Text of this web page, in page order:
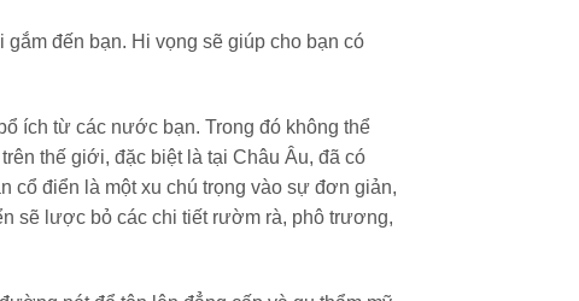
đến bạn. Hi vọng sẽ giúp cho bạn có
ích từ các nước bạn. Trong đó không thể
thế giới, đặc biệt là tại Châu Âu, đã có
cổ điển là một xu chú trọng vào sự đơn giản,
sẽ lược bỏ các chi tiết rườm rà, phô trương,